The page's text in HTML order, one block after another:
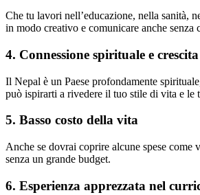
Che tu lavori nell’educazione, nella sanità,
in modo creativo e comunicare anche
4. Connessione spirituale e
Il Nepal è un Paese profondamente
può ispirarti a rivedere il tuo stile di vita e le
5. Basso costo della vita
Anche se dovrai coprire alcune spese
senza un grande budget.
6. Esperienza apprezzata nel